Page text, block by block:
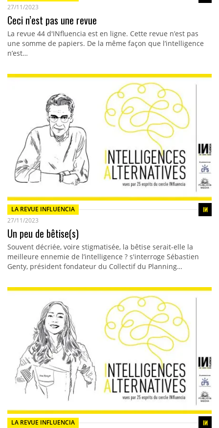
27/11/2023
Ceci n’est pas une revue
La revue 44 d'INfluencia est en ligne. Cette revue n’est pas
une somme de papiers. De la même façon que l’intelligence
n’est…
LA REVUE INFLUENCIA
27/11/2023
Un peu de bêtise(s)
Souvent décriée, voire stigmatisée, la bêtise serait-elle la
meilleure ennemie de l’intelligence ? s'interroge Sébastien
Genty, président fondateur du Collectif du Planning…
LA REVUE INFLUENCIA